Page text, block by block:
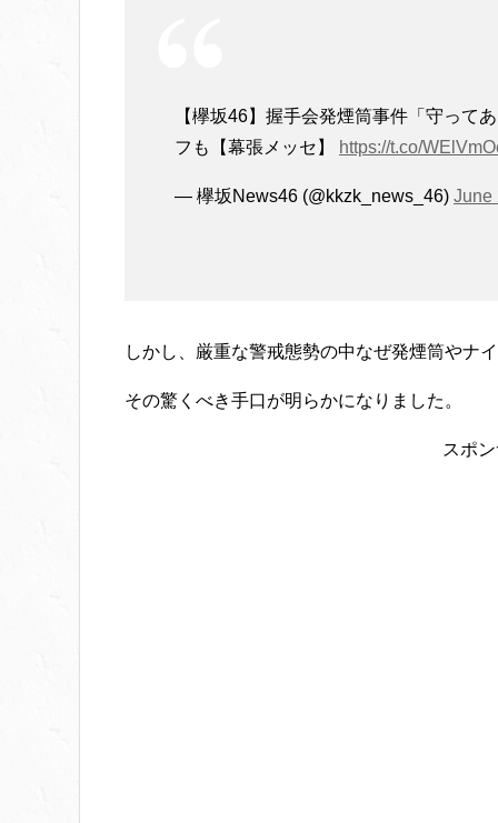
【欅坂46】握手会発煙筒事件「守って
フも【幕張メッセ】
https://t.co/
— 欅坂News46 (@kkzk_news_46) June
しかし、厳重な警戒態勢の中なぜ発煙筒やナ
その驚くべき手口が明らかになりました。
スポ